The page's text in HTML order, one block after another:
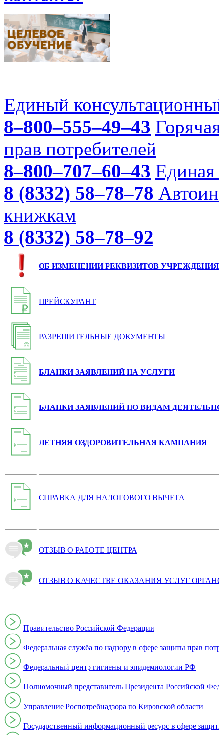
Единый
8–800–555–49–43
прав потребителей
8–800–707–60–43 Единая
8 (8332) 58–78–78
книжкам
8 (8332) 58–78–92
ОБ ИЗМЕНЕНИИ РЕКВИЗИТОВ УЧРЕЖДЕНИЯ
ПРЕЙСКУРАНТ
РАЗРЕШИТЕЛЬНЫЕ ДОКУМЕНТЫ
БЛАНКИ ЗАЯВЛЕНИЙ НА УСЛУГИ
БЛАНКИ ЗАЯВЛЕНИЙ ПО ВИДАМ
ЛЕТНЯЯ ОЗДОРОВИТЕЛЬНАЯ КАМПАНИЯ
СПРАВКА ДЛЯ НАЛОГОВОГО ВЫЧЕТА
ОТЗЫВ О РАБОТЕ ЦЕНТРА
ОТЗЫВ О КАЧЕСТВЕ ОКАЗАНИЯ УСЛУГ
Правительство Российской Федерации
Федеральная служба по надзору в сфере защиты прав
Федеральный центр гигиены и эпидемиологии РФ
Полномочный представитель Президента Российской
Управление Роспотребнадзора по Кировской области
Государственный информационный ресурс в сфере